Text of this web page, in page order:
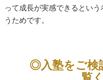
って成長が実感できるとい
うためです。
◎入塾をご検